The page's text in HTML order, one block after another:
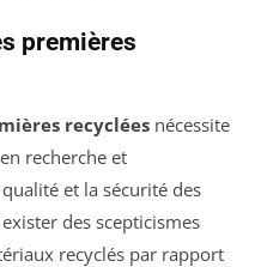
premières
recyclées nécessite
recherche et
et la sécurité des
des scepticismes
recyclés par rapport